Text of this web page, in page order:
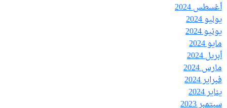
أغسطس 2024
يوليو 2024
يونيو 2024
مايو 2024
أبريل 2024
مارس 2024
فبراير 2024
يناير 2024
سبتمبر 2023